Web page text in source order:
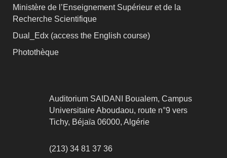
Ministère de l’Enseignement Supérieur et de la
Recherche Scientifique
Dual_Edx (access the English course)
Photothèque
Auditorium SAIDANI Boualem, Campus
Universitaire Aboudaou, route n°9 vers
Tichy, Béjaïa 06000, Algérie
(213) 34 81 37 36